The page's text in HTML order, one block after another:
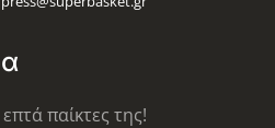
παίκτες της!